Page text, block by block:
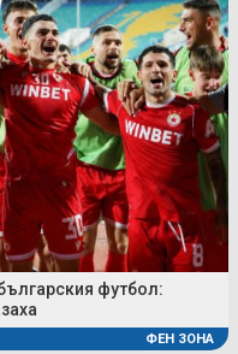
футбол:
ФЕН ЗОНА